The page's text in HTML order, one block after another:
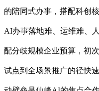
的陪同式办事，搭配科创
AI办事落地难、运维难、
配分歧规模企业预算，初
试点到全场景推广的径快